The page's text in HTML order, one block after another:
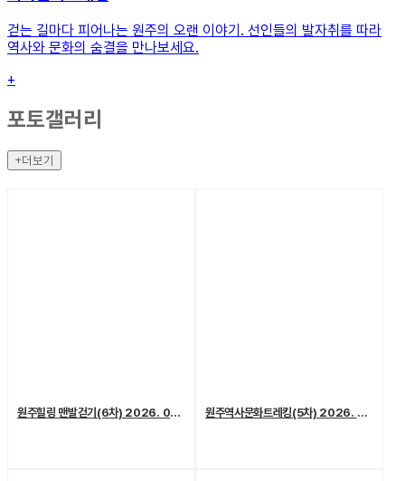
걷는 길마다 피어나는 원주의 오랜 이야기. 선인들의 발자취를 따라
역사와 문화의 숨결을 만나보세요.
+
포토갤러리
+더보기
원주힐링 맨발걷기(6차) 2026. 08. 01. (토) 원주역사문화트레킹(5차) 2026. 07. 25.(토)